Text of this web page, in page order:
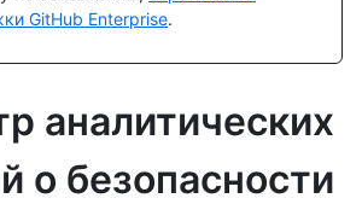
GitHub Enterprise.
аналитических
о безопасности